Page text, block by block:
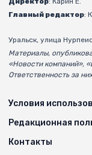
Главный редактор:
Уральск, улица
Материалы,
«Новости компаний»,
Ответственность за
Условия
Редакционная
Контакты